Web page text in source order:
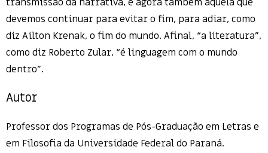
devemos continuar para evitar o fim, para adiar, como
diz Ailton Krenak, o fim do mundo. Afinal, “a literatura”,
como diz Roberto Zular, “é linguagem com o mundo
dentro”.
Autor
Professor dos Programas de Pós-Graduação em Letras e
em Filosofia da Universidade Federal do Paraná.